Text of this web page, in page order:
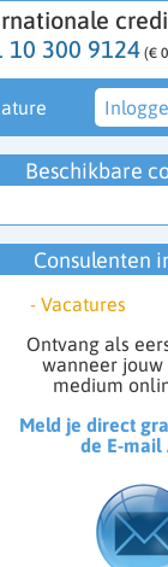
10 300 9124(€
Beschikbare
Consulenten
- Vacatures
Ontvang als
wanneer
medium
Meld je direct
de E-mail